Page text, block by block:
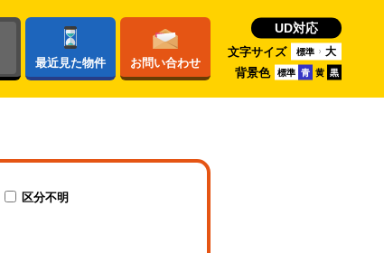
UD対応
文字サイズ 標準 大
背景色 標準 青 黄 黒
最近見た物件 お問い合わせ
区分不明